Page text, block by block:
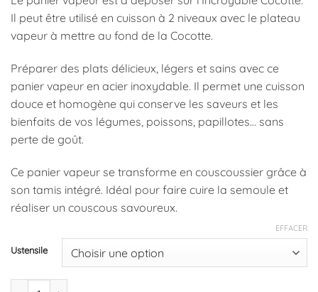
41,90 €
Il peut être utilisé en cuisson à 2 niveaux avec le plateau
vapeur à mettre au fond de la Cocotte.
Préparer des plats délicieux, légers et sains avec ce
panier vapeur en acier inoxydable. Il permet une cuisson
douce et homogène qui conserve les saveurs et les
bienfaits de vos légumes, poissons, papillotes… sans
perte de goût.
Ce panier vapeur se transforme en couscoussier grâce à
son tamis intégré. Idéal pour faire cuire la semoule et
réaliser un couscous savoureux.
Ustensile
EFFACER